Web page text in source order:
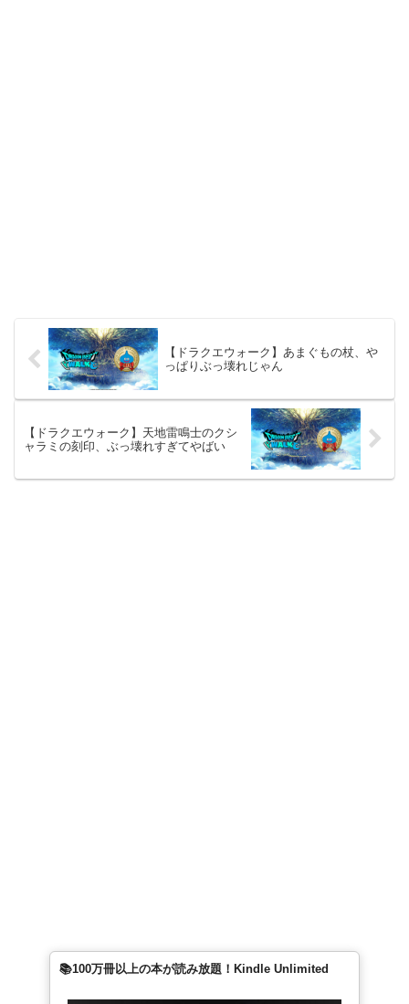
【ドラクエウォーク】あまぐもの杖、や
っぱりぶっ壊れじゃん
【ドラクエウォーク】天地雷鳴士のクシ
ャラミの刻印、ぶっ壊れすぎてやばい
📚100万冊以上の本が読み放題！Kindle Unlimited